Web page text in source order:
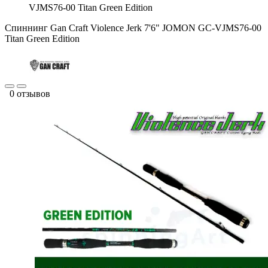
VJMS76-00 Titan Green Edition
Спиннинг Gan Craft Violence Jerk 7'6" JOMON GC-VJMS76-00
Titan Green Edition
0 отзывов